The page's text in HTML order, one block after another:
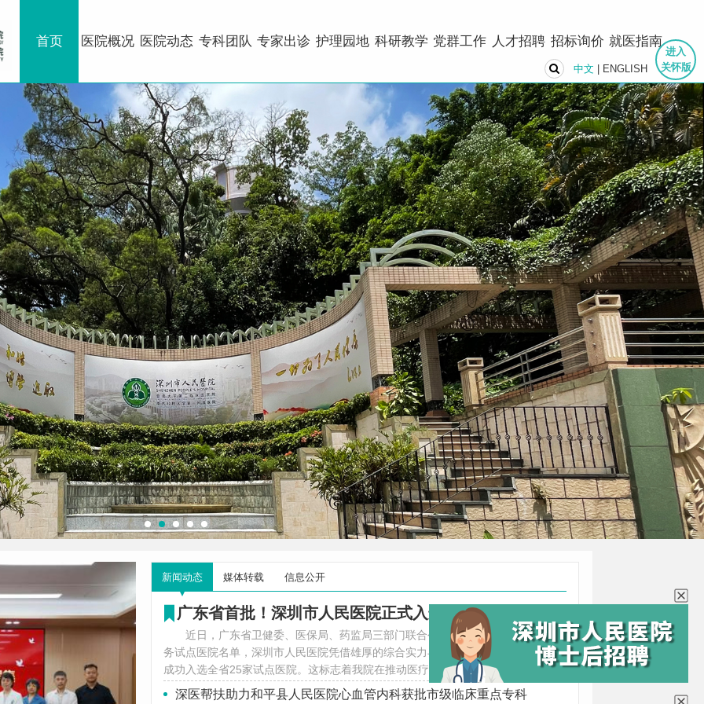
首页 医院概况 医院动态 专科团队 专家出诊 护理园地 科研教学 党群工作 人才招聘 招标询价 就医指南
进入
关怀版
中文 ENGLISH
新闻动态 媒体转载 信息公开
近日，广东省卫健委、医保局、药监局三部门联合公布首批广东省国际医疗服
务试点医院名单，深圳市人民医院凭借雄厚的综合实力与优质的国际化服务能力，
成功入选全省25家试点医院。这标志着我院在推动医疗服务高质量发展、打造国际
医疗高地方面迈出了坚实一步。 01 打造国际医疗服务高地国际医疗服务是指以国
深医帮扶助力和平县人民医院心血管内科获批市级临床重点专科